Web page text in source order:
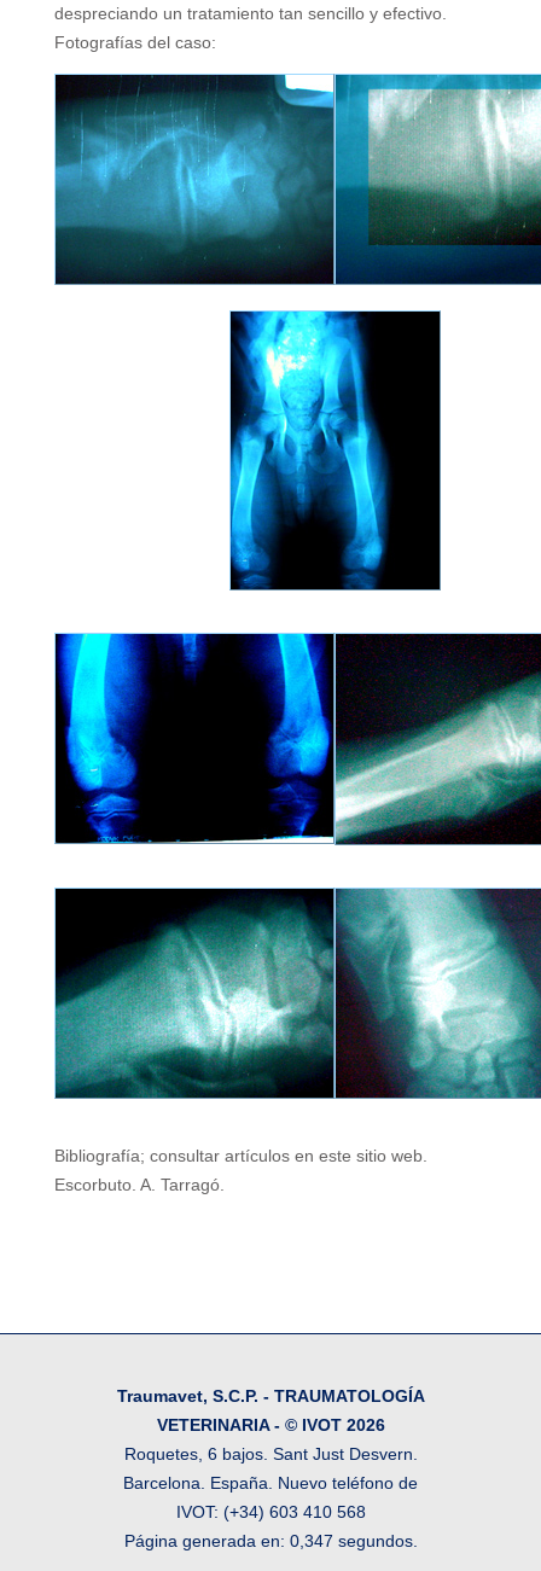
despreciando un tratamiento tan sencillo y efectivo.
Fotografías del caso:
Bibliografía; consultar artículos en este sitio web.
Escorbuto. A. Tarragó.
Traumavet, S.C.P. - TRAUMATOLOGÍA
VETERINARIA - © IVOT 2026
Roquetes, 6 bajos. Sant Just Desvern.
Barcelona. España. Nuevo teléfono de
IVOT: (+34) 603 410 568
Página generada en: 0,347 segundos.